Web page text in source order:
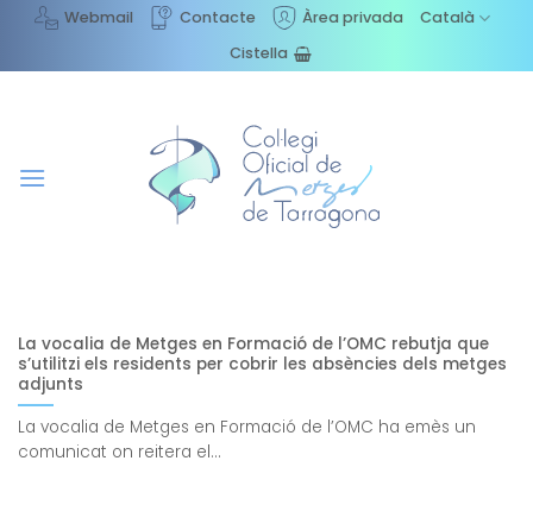
content
Webmail Contacte Àrea privada
Català
Cistella
La vocalia de Metges en Formació de l’OMC rebutja que
s’utilitzi els residents per cobrir les absències dels metges
adjunts
La vocalia de Metges en Formació de l’OMC ha emès un
comunicat on reitera el...